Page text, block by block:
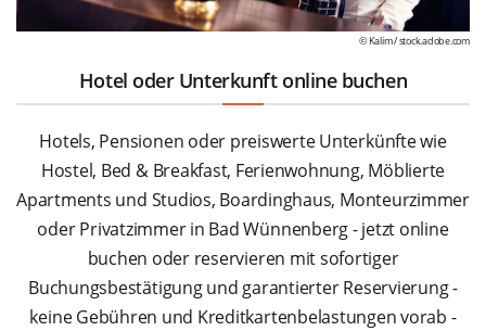
© Kalim /stock.adobe.com
Hotel oder Unterkunft online buchen
Hotels, Pensionen oder preiswerte Unterkünfte wie
Hostel, Bed & Breakfast, Ferienwohnung, Möblierte
Apartments und Studios, Boardinghaus, Monteurzimmer
oder Privatzimmer in Bad Wünnenberg - jetzt online
buchen oder reservieren mit sofortiger
Buchungsbestätigung und garantierter Reservierung -
keine Gebühren und Kreditkartenbelastungen vorab -